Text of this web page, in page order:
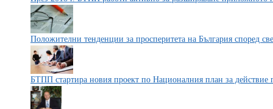
Положителни тенденции за просперитета на България според
БТПП стартира новия проект по Националния план за действие